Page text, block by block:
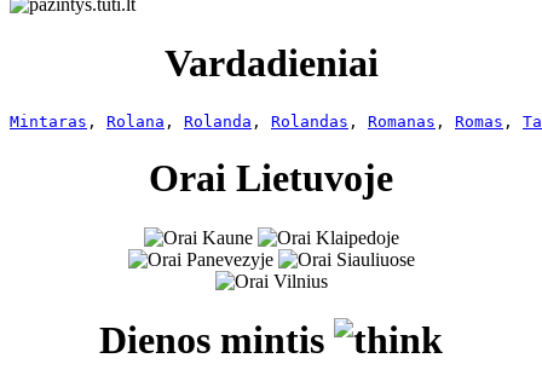
Vardadieniai
Mintaras , Rolana , Rolanda , Rolandas , Romanas , Romas ,
Orai Lietuvoje
Dienos mintis